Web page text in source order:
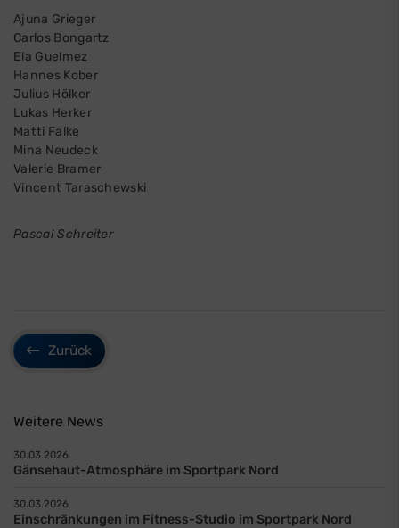
Ajuna Grieger
Carlos Bongartz
Ela Guelmez
Hannes Kober
Julius Hölker
Lukas Herker
Matti Falke
Mina Neudeck
Valerie Bramer
Vincent Taraschewski
Pascal Schreiter
Zurück
Weitere News
30.03.2026
Gänsehaut-Atmosphäre im Sportpark Nord
30.03.2026
Einschränkungen im Fitness-Studio im Sportpark Nord